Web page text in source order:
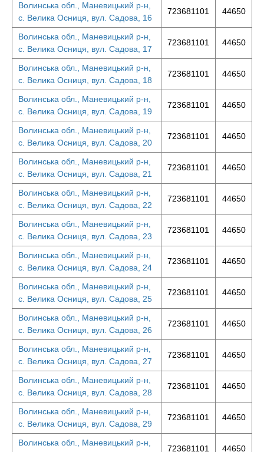
Волинська обл., Маневицький р-н,
с. Велика Осниця, вул. Садова, 16
723681101 44650
Волинська обл., Маневицький р-н,
с. Велика Осниця, вул. Садова, 17
723681101 44650
Волинська обл., Маневицький р-н,
с. Велика Осниця, вул. Садова, 18
723681101 44650
Волинська обл., Маневицький р-н,
с. Велика Осниця, вул. Садова, 19
723681101 44650
Волинська обл., Маневицький р-н,
с. Велика Осниця, вул. Садова, 20
723681101 44650
Волинська обл., Маневицький р-н,
с. Велика Осниця, вул. Садова, 21
723681101 44650
Волинська обл., Маневицький р-н,
с. Велика Осниця, вул. Садова, 22
723681101 44650
Волинська обл., Маневицький р-н,
с. Велика Осниця, вул. Садова, 23
723681101 44650
Волинська обл., Маневицький р-н,
с. Велика Осниця, вул. Садова, 24
723681101 44650
Волинська обл., Маневицький р-н,
с. Велика Осниця, вул. Садова, 25
723681101 44650
Волинська обл., Маневицький р-н,
с. Велика Осниця, вул. Садова, 26
723681101 44650
Волинська обл., Маневицький р-н,
с. Велика Осниця, вул. Садова, 27
723681101 44650
Волинська обл., Маневицький р-н,
с. Велика Осниця, вул. Садова, 28
723681101 44650
Волинська обл., Маневицький р-н,
с. Велика Осниця, вул. Садова, 29
723681101 44650
Волинська обл., Маневицький р-н,
723681101 44650